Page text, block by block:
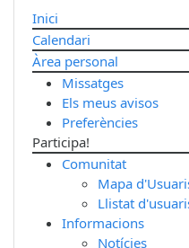
Inici
Calendari
Àrea personal
Missatges
Els meus avisos
Preferències
Participa!
Comunitat
Mapa
Llistat
Informacions
Notícies